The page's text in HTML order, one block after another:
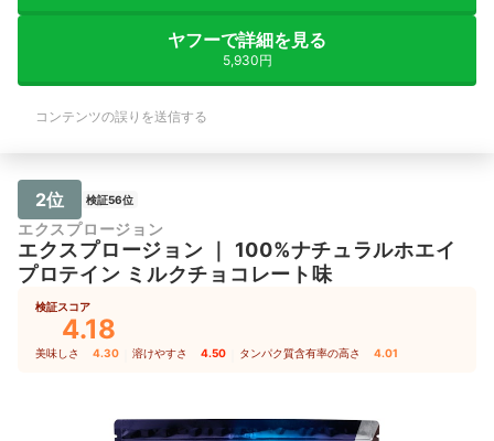
ヤフーで詳細を見る
5,930円
コンテンツの誤りを送信する
2位 検証56位
エクスプロージョン
エクスプロージョン ｜ 100%ナチュラルホエイ
プロテイン ミルクチョコレート味
検証スコア
4.18
美味しさ 4.30 溶けやすさ 4.50 タンパク質含有率の高さ 4.01